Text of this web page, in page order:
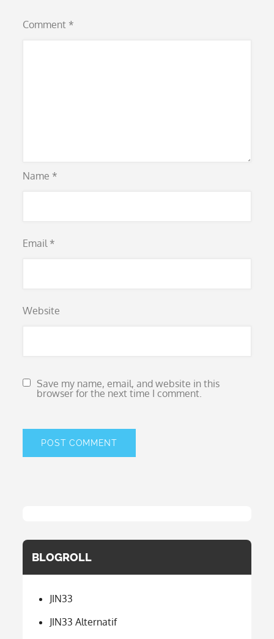
Comment *
Name *
Email *
Website
Save my name, email, and website in this
browser for the next time I comment.
BLOGROLL
JIN33
JIN33 Alternatif